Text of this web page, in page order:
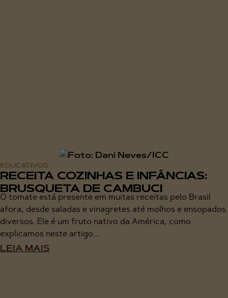
EDUCATIVOS
RECEITA COZINHAS E INFÂNCIAS:
BRUSQUETA DE CAMBUCI
O tomate está presente em muitas receitas pelo Brasil
afora, desde saladas e vinagretes até molhos e ensopados
diversos. Ele é um fruto nativo da América, como
explicamos neste artigo...
LEIA MAIS